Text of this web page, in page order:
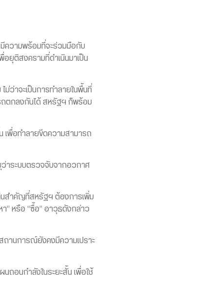
มีความพร้อมที่จะร่วมมือกับ
ยุติสงครามที่ดำเนินมาเป็น
ม่ว่าจะเป็นการทำลายในพื้นที่
ถตกลงกันได้ สหรัฐฯ ก็พร้อม
เพื่อทำลายขีดความสามารถ
ว่าระบบตรวจจับจากอวกาศ
นสำคัญที่สหรัฐฯ ต้องการเพิ่ม
” หรือ “ซื้อ” อาวุธดังกล่าว
ถานการณ์ยังคงมีความเปราะ
ถอนกำลังในระยะสั้น เพื่อใช้